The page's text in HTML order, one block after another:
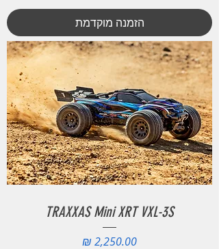
הזמנה מוקדמת
TRAXXAS Mini XRT VXL-3S
מחיר